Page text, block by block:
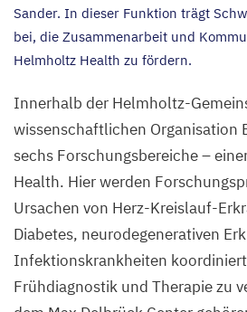
Sander. In dieser Funktion trägt
bei, die Zusammenarbeit und
Helmholtz Health zu fördern.
Innerhalb der Helmholtz-
wissenschaftlichen Organisation
sechs Forschungsbereiche –
Health. Hier werden
Ursachen von Herz-Kreislauf-
Diabetes, neurodegenerativen
Infektionskrankheiten
Frühdiagnostik und Therapie zu